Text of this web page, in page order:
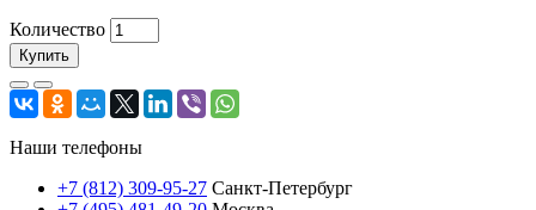
Количество
Купить
Наши телефоны
+7 (812) 309-95-27 Санкт-Петербург